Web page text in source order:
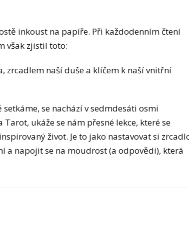
inkoust na papíře. Při každodenním čtení
však zjistil toto:
zrcadlem naší duše a klíčem k naší vnitřní
se nachází v sedmdesáti osmi
ukáže se nám přesné lekce, které se
život. Je to jako nastavovat si
a napojit se na moudrost (a odpovědi), která